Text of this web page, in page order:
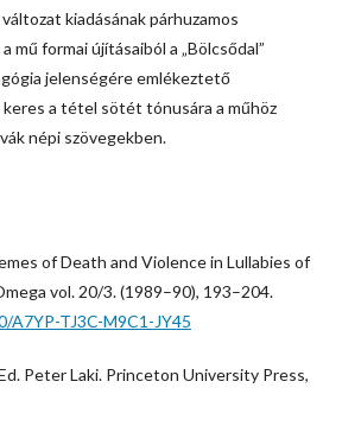
kiadásának párhuzamos
formai újításaiból a „Bölcsődal”
jelenségére emlékeztető
keres a tétel sötét tónusára a műhöz
népi szövegekben.
of Death and Violence in Lullabies of
vol. 20/3. (1989–90), 193–204.
TJ3C-M9C1-JY45
Peter Laki. Princeton University Press,